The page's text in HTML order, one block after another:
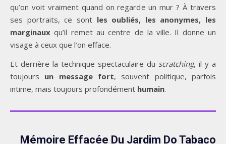
qu’on voit vraiment quand on regarde un mur ? À travers
ses portraits, ce sont les oubliés, les anonymes, les
marginaux qu’il remet au centre de la ville. Il donne un
visage à ceux que l’on efface.
Et derrière la technique spectaculaire du scratching, il y a
toujours un message fort, souvent politique, parfois
intime, mais toujours profondément humain.
Mémoire Effacée Du Jardim Do Tabaco